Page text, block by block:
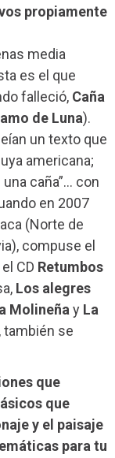
propiamente
media
es el que
falleció, Caña
de Luna).
un texto que
americana;
caña”… con
en 2007
(Norte de
compuse el
CD Retumbos
Los alegres
Molineñay La
también se
que
que
y el paisaje
para tu